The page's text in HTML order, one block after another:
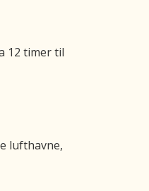
12 timer til
lufthavne,